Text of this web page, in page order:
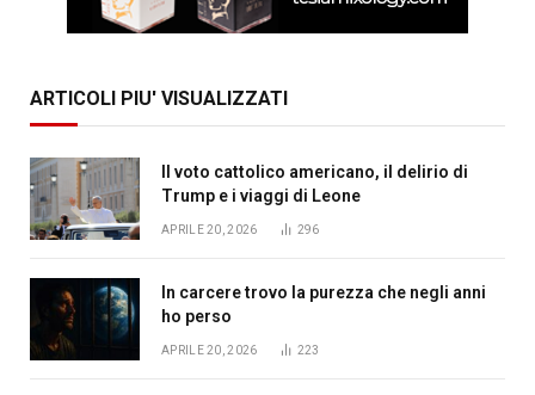
ARTICOLI PIU' VISUALIZZATI
Il voto cattolico americano, il delirio di
Trump e i viaggi di Leone
APRILE 20, 2026 296
In carcere trovo la purezza che negli anni
ho perso
APRILE 20, 2026 223